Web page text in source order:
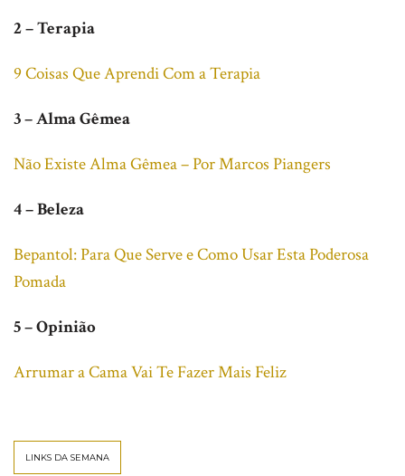
2 – Terapia
9 Coisas Que Aprendi Com a Terapia
3 – Alma Gêmea
Não Existe Alma Gêmea – Por Marcos Piangers
4 – Beleza
Bepantol: Para Que Serve e Como Usar Esta Poderosa
Pomada
5 – Opinião
Arrumar a Cama Vai Te Fazer Mais Feliz
LINKS DA SEMANA